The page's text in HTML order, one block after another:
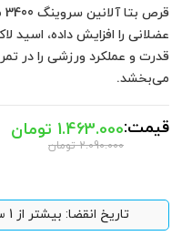
عضلانی را افزایش داده، اسید
قدرت و عملکرد ورزشی را در
می‌بخشد.
قیمت:
2.090.000 تومان
1.463.000 تومان
تاریخ انقضا: بیشتر از 1 سال